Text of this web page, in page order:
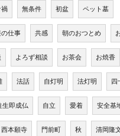
禍 無条件 初盆 ペット墓
の仕事 共感 朝のおつとめ
よろず相談 お茶会 お焼香
法話 自灯明 法灯明 四
生即成仏 自立 愛着 安全基
西本願寺 門前町 秋 清岡隆